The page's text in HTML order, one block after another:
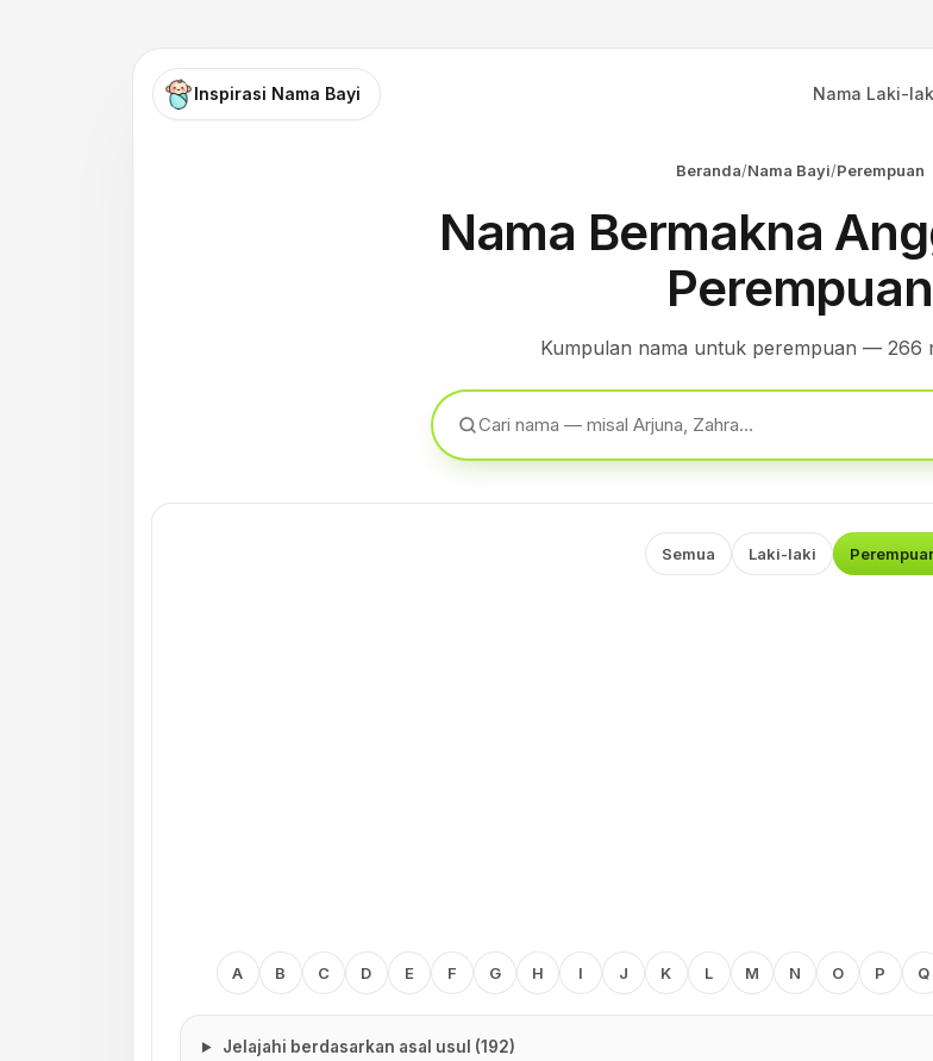
Inspirasi Nama Bayi Nama Laki-
Beranda/Nama Bayi/Perempuan
Nama Bermakna
Perempuan
Kumpulan nama untuk perempuan — 266
Semua Laki-laki
A B C D E F G H I J K L M N O P Q
Jelajahi berdasarkan asal usul (192)